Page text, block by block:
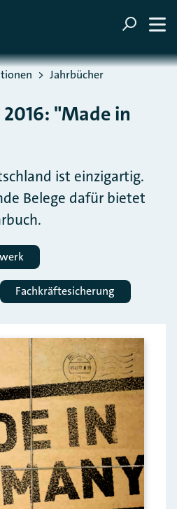
Jahrbücher
"Made in
ist einzigartig.
Belege dafür bietet
Fachkräftesicherung